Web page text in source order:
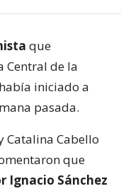
que
Central de la
iniciado a
pasada.
Catalina Cabello
que
Ignacio Sánchez